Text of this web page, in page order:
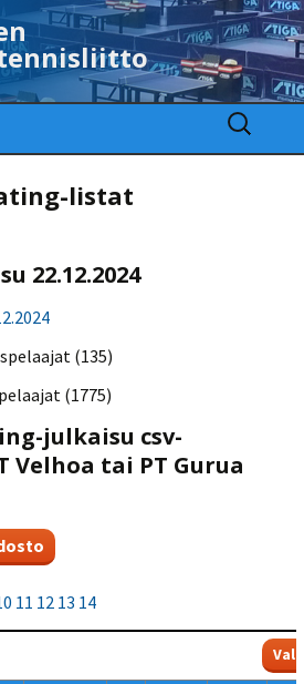
Haku:
listat
22.12.2024
(135)
(1775)
julkaisu csv-
Velhoa tai PT Gurua
11 12 13 14